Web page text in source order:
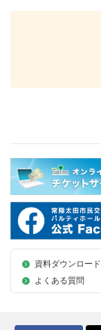
資料ダウンロード
よくある質問